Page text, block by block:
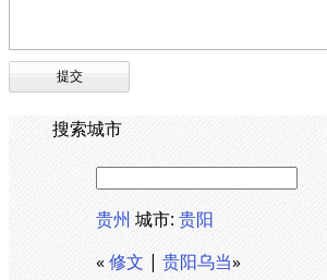
搜索城市
贵州 城市: 贵阳
«修文 | 贵阳乌当»